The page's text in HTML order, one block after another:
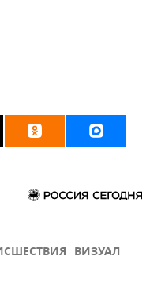
ВИЗУАЛ